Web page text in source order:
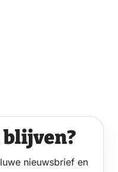
blijven?
nieuwsbrief en